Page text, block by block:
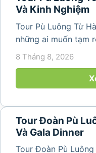
Và Kinh Nghiệm
Tour Pù Luông Từ
những ai muốn tạm
về không gian núi
yên bình và ruộng
8 Tháng 8, 2026
Tour Đoàn Pù
Và Gala Dinner
Tour Đoàn Pù